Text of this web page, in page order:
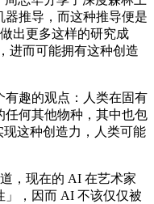
器推导，而这种推导便是
出更多这样的研究成
进而可能拥有这种创造
趣的观点：人类在固有
任何其他物种，其中也包
这种创造力，人类可能
现在的 AI 在艺术家
」，因而 AI 不该仅仅被